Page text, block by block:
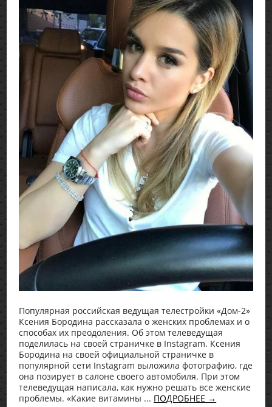
Популярная российская ведущая телестройки «Дом-2»
Ксения Бородина рассказала о женских проблемах и о
способах их преодоления. Об этом телеведущая
поделилась на своей страничке в Instagram. Ксения
Бородина на своей официальной страничке в
популярной сети Instagram выложила фотографию, где
она позирует в салоне своего автомобиля. При этом
телеведущая написала, как нужно решать все женские
проблемы. «Какие витамины ... ПОДРОБНЕЕ →